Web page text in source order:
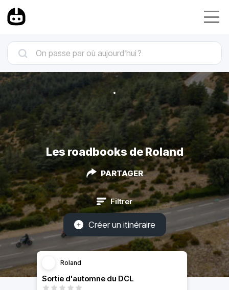
Les roadbooks de Roland
PARTAGER
Filtrer
Créer un itinéraire
Roland
Sortie d'automne du DCL